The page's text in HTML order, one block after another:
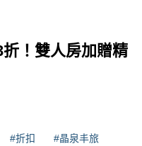
！雙人房加贈精
#折扣 #晶泉丰旅